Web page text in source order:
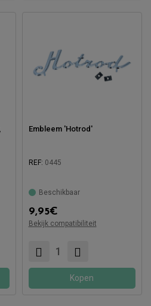
Embleem 'Hotrod'
REF: 0445
Beschikbaar
9,95€
Bekijk compatibiliteit
Kopen